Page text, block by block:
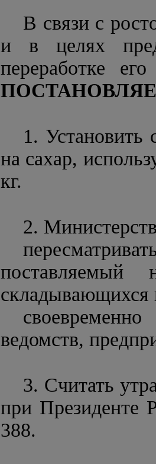
В связи с
и в целях
переработке
1. Установить
на сахар,
кг.
2.
поставляемый
складывающихся
ведомств,
3. Считать
при Президенте
388.